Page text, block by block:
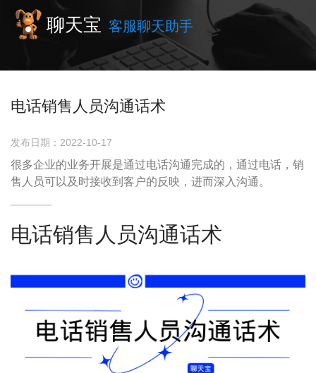
聊天宝 客服聊天助手
电话销售人员沟通话术
发布日期：2022-10-17
很多企业的业务开展是通过电话沟通完成的，通过电话，销
售人员可以及时接收到客户的反映，进而深入沟通。
电话销售人员沟通话术